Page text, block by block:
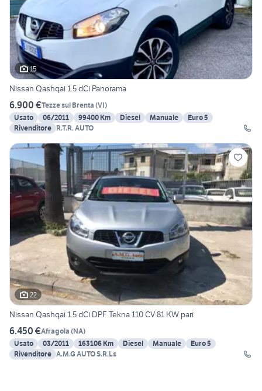
15
Nissan Qashqai 1.5 dCi Panorama
6.900 €Tezze sul Brenta (VI)
Usato
06/2011 99400 Km Diesel Manuale
Euro 5
Rivenditore R.T.R. AUTO
22
Nissan Qashqai 1.5 dCi DPF Tekna 110 CV 81 KW pari
6.450 €Afragola (NA)
Usato
03/2011 163106 Km Diesel Manuale
Euro 5
Rivenditore A.M.G AUTO S.R.Ls